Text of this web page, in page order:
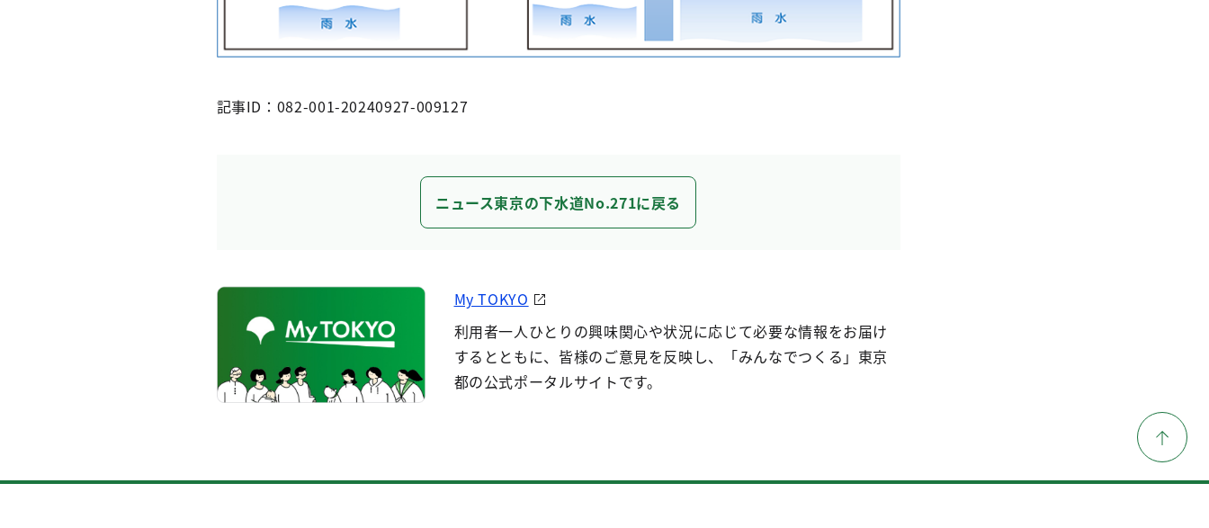
記事ID：082-001-20240927-009127
ニュース東京の下水道No.271に戻る
My TOKYO
利用者一人ひとりの興味関心や状況に応じて必要な情報をお届け
するとともに、皆様のご意見を反映し、「みんなでつくる」東京
都の公式ポータルサイトです。